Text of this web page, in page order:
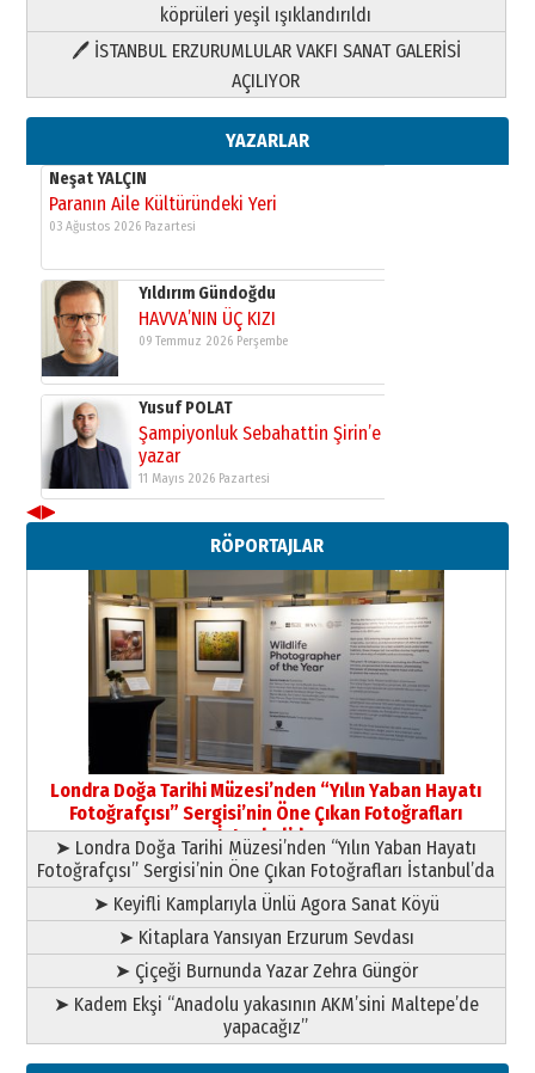
köprüleri yeşil ışıklandırıldı
🖊 İSTANBUL ERZURUMLULAR VAKFI SANAT GALERİSİ
AÇILIYOR
YAZARLAR
Yusuf POLAT
Şampiyonluk Sebahattin Şirin’e
yazar
11 Mayıs 2026 Pazartesi
Paranın Aile Kültüründeki Yeri
03 Ağustos 2026 Pazartesi
HAVVA’NIN ÜÇ KIZI
09 Temmuz 2026 Perşembe
Şampiyonluk Sebahattin Şirin’e
yazar
11 Mayıs 2026 Pazartesi
Neşat YALÇIN
Paranın Aile Kültüründeki Yeri
03 Ağustos 2026 Pazartesi
Yıldırım Gündoğdu
HAVVA’NIN ÜÇ KIZI
09 Temmuz 2026 Perşembe
Yusuf POLAT
Şampiyonluk Sebahattin Şirin’e
yazar
11 Mayıs 2026 Pazartesi
◀▶
RÖPORTAJLAR
Londra Doğa Tarihi Müzesi’nden “Yılın Yaban Hayatı
Fotoğrafçısı” Sergisi’nin Öne Çıkan Fotoğrafları
İstanbul’da
➤ Londra Doğa Tarihi Müzesi’nden “Yılın Yaban Hayatı
Fotoğrafçısı” Sergisi’nin Öne Çıkan Fotoğrafları İstanbul’da
➤ Keyifli Kamplarıyla Ünlü Agora Sanat Köyü
➤ Kitaplara Yansıyan Erzurum Sevdası
➤ Çiçeği Burnunda Yazar Zehra Güngör
➤ Kadem Ekşi “Anadolu yakasının AKM’sini Maltepe’de
yapacağız”